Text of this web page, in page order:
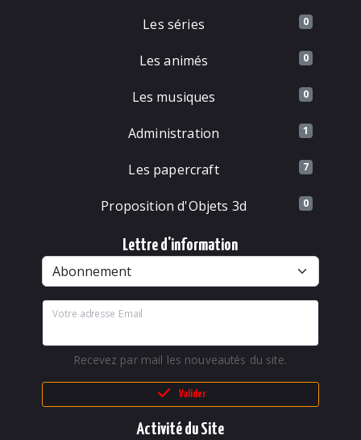
Les séries 0
Les animés 0
Les musiques 0
Administration 1
Les papercraft 7
Proposition d'Objets 3d 0
Lettre d'information
Votre adresse Email
Recevez par mail les nouveautés du site.
Valider
Activité du Site